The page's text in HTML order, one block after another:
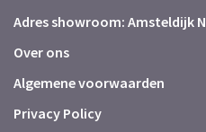
Adres showroom: Amsteldijk
Over ons
Algemene voorwaarden
Privacy Policy